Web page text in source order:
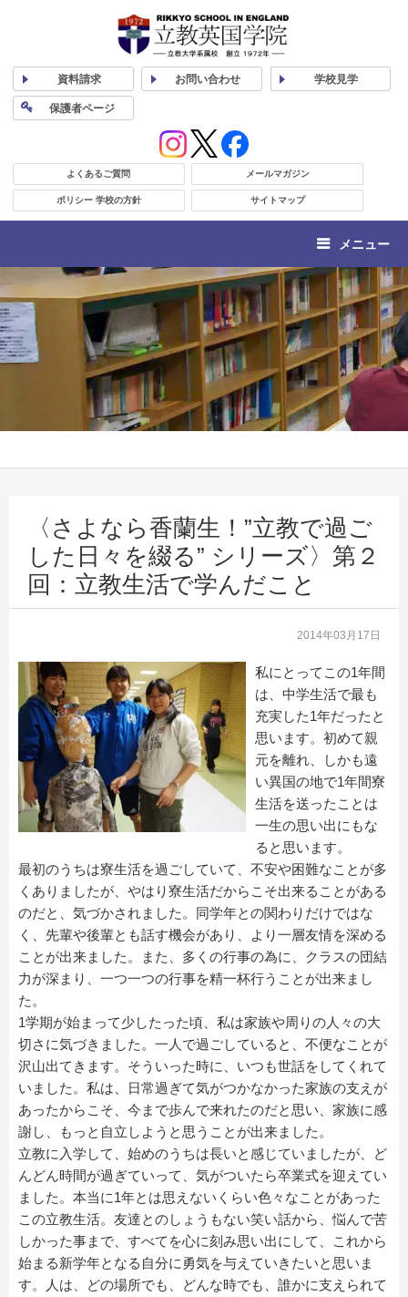
資料請求 お問い合わせ 学校見学
保護者ページ
よくあるご質問 メールマガジン
ポリシー 学校の方針 サイトマップ
メニュー
〈さよなら香蘭生！”立教で過ご
した日々を綴る” シリーズ〉第２
回：立教生活で学んだこと
2014年03月17日
私にとってこの1年間
は、中学生活で最も
充実した1年だったと
思います。初めて親
元を離れ、しかも遠
い異国の地で1年間寮
生活を送ったことは
一生の思い出にもな
ると思います。
最初のうちは寮生活を過ごしていて、不安や困難なことが多
くありましたが、やはり寮生活だからこそ出来ることがある
のだと、気づかされました。同学年との関わりだけではな
く、先輩や後輩とも話す機会があり、より一層友情を深める
ことが出来ました。また、多くの行事の為に、クラスの団結
力が深まり、一つ一つの行事を精一杯行うことが出来まし
た。
1学期が始まって少したった頃、私は家族や周りの人々の大
切さに気づきました。一人で過ごしていると、不便なことが
沢山出てきます。そういった時に、いつも世話をしてくれて
いました。私は、日常過ぎて気がつかなかった家族の支えが
あったからこそ、今まで歩んで来れたのだと思い、家族に感
謝し、もっと自立しようと思うことが出来ました。
立教に入学して、始めのうちは長いと感じていましたが、ど
んどん時間が過ぎていって、気がついたら卒業式を迎えてい
ました。本当に1年とは思えないくらい色々なことがあった
この立教生活。友達とのしょうもない笑い話から、悩んで苦
しかった事まで、すべてを心に刻み思い出にして、これから
始まる新学年となる自分に勇気を与えていきたいと思いま
す。人は、どの場所でも、どんな時でも、誰かに支えられて